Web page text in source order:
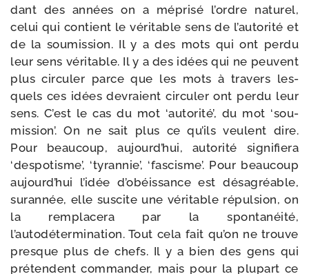
dant des années on a mépri­sé l’ordre natu­rel,
celui qui contient le véri­table sens de l’autorité et
de la sou­mis­sion. Il y a des mots qui ont per­du
leur sens véri­table. Il y a des idées qui ne peuvent
plus cir­cu­ler parce que les mots à tra­vers les­
quels ces idées devraient cir­cu­ler ont per­du leur
sens. C’est le cas du mot ‘auto­ri­té’, du mot ‘sou­
mis­sion’. On ne sait plus ce qu’ils veulent dire.
Pour beau­coup, aujourd’hui, auto­ri­té signi­fie­ra
‘des­po­tisme’, ‘tyran­nie’, ‘fas­cisme’. Pour beau­coup
aujourd’hui l’idée d’obéissance est désa­gréable,
sur­an­née, elle sus­cite une véri­table répul­sion, on
la rem­pla­ce­ra par la spon­ta­néi­té,
l’autodétermination. Tout cela fait qu’on ne trouve
presque plus de chefs. Il y a bien des gens qui
pré­tendent com­man­der, mais pour la plu­part ce